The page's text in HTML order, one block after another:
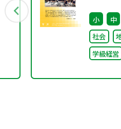
る〜「
ぐ本川
ち〜
小 中
社会
学級経営